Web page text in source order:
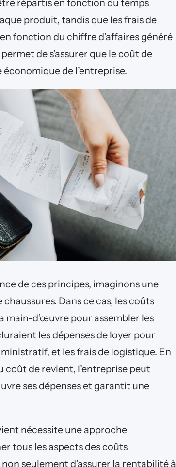
répartis en fonction du temps
produit, tandis que les frais de
fonction du chiffre d’affaires généré
de s’assurer que le coût de
de l’entreprise.
de ces principes, imaginons une
Dans ce cas, les coûts
d’œuvre pour assembler les
les dépenses de loyer pour
et les frais de logistique. En
coût de revient, l’entreprise peut
ses dépenses et garantit une
nécessite une approche
tous les aspects des coûts
seulement d’assurer la rentabilité à